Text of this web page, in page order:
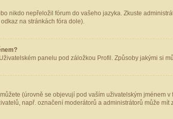
nikdo nepřeložil fórum do vašeho jazyka. Zkuste
na stránkách fóra dole).
panelu pod záložkou Profil. Způsoby jakými si
(úrovně se objevují pod vaším uživatelským
např. označení moderátorů a administrátorů může